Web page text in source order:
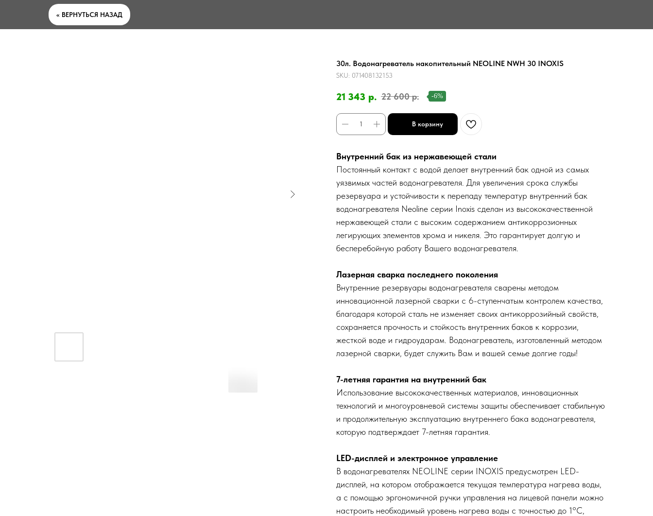
<< ВЕРНУТЬСЯ НАЗАД
30л. Водонагреватель накопительный NEOLINE NWH 30 INOXIS
SKU: 071408132153
21 343 р. 22 600 р. -6%
В корзину
Внутренний бак из нержавеющей стали
Постоянный контакт с водой делает внутренний бак одной из самых
уязвимых частей водонагревателя. Для увеличения срока службы
резервуара и устойчивости к перепаду температур внутренний бак
водонагревателя Neoline серии Inoxis сделан из высококачественной
нержавеющей стали с высоким содержанием антикоррозионных
легирующих элементов хрома и никеля. Это гарантирует долгую и
бесперебойную работу Вашего водонагревателя.
Лазерная сварка последнего поколения
Внутренние резервуары водонагревателя сварены методом
инновационной лазерной сварки с 6-ступенчатым контролем качества,
благодаря которой сталь не изменяет своих антикоррозийный свойств,
сохраняется прочность и стойкость внутренних баков к коррозии,
жесткой воде и гидроударам. Водонагреватель, изготовленный методом
лазерной сварки, будет служить Вам и вашей семье долгие годы!
7-летняя гарантия на внутренний бак
Использование высококачественных материалов, инновационных
технологий и многоуровневой системы защиты обеспечивает стабильную
и продолжительную эксплуатацию внутреннего бака водонагревателя,
которую подтверждает 7-летняя гарантия.
LED-дисплей и электронное управление
В водонагревателях NEOLINE серии INOXIS предусмотрен LED-
дисплей, на котором отображается текущая температура нагрева воды,
а с помощью эргономичной ручки управления на лицевой панели можно
настроить необходимый уровень нагрева воды с точностью до 1°С,